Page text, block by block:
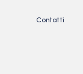
Contatti